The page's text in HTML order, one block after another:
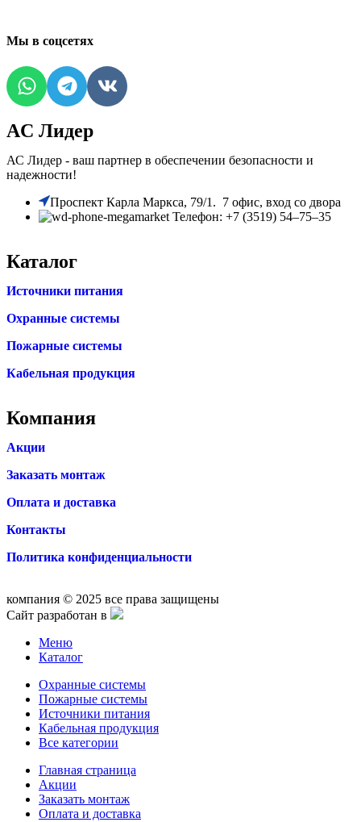
Мы в соцсетях
AC Лидер
АС Лидер - ваш партнер в обеспечении безопасности и
надежности!
​Проспект Карла Маркса, 79/1. 7 офис, вход со двора
Телефон: +7 (3519) 54‒75‒35
Каталог
Источники питания
Охранные системы
Пожарные системы
Кабельная продукция
Компания
Акции
Заказать монтаж
Оплата и доставка
Контакты
Политика конфиденциальности
компания © 2025 все права защищены
Сайт разработан в
Меню
Каталог
Охранные системы
Пожарные системы
Источники питания
Кабельная продукция
Все категории
Главная страница
Акции
Заказать монтаж
Оплата и доставка